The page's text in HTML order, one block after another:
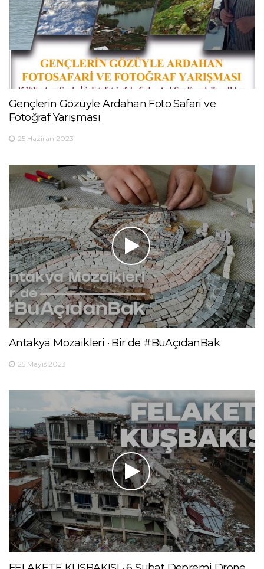
Gençlerin Gözüyle Ardahan Foto Safari ve
Fotoğraf Yarışması
25 Haziran 2023
Antakya Mozaikleri · Bir de #BuAçıdanBak
25 Mayıs 2023